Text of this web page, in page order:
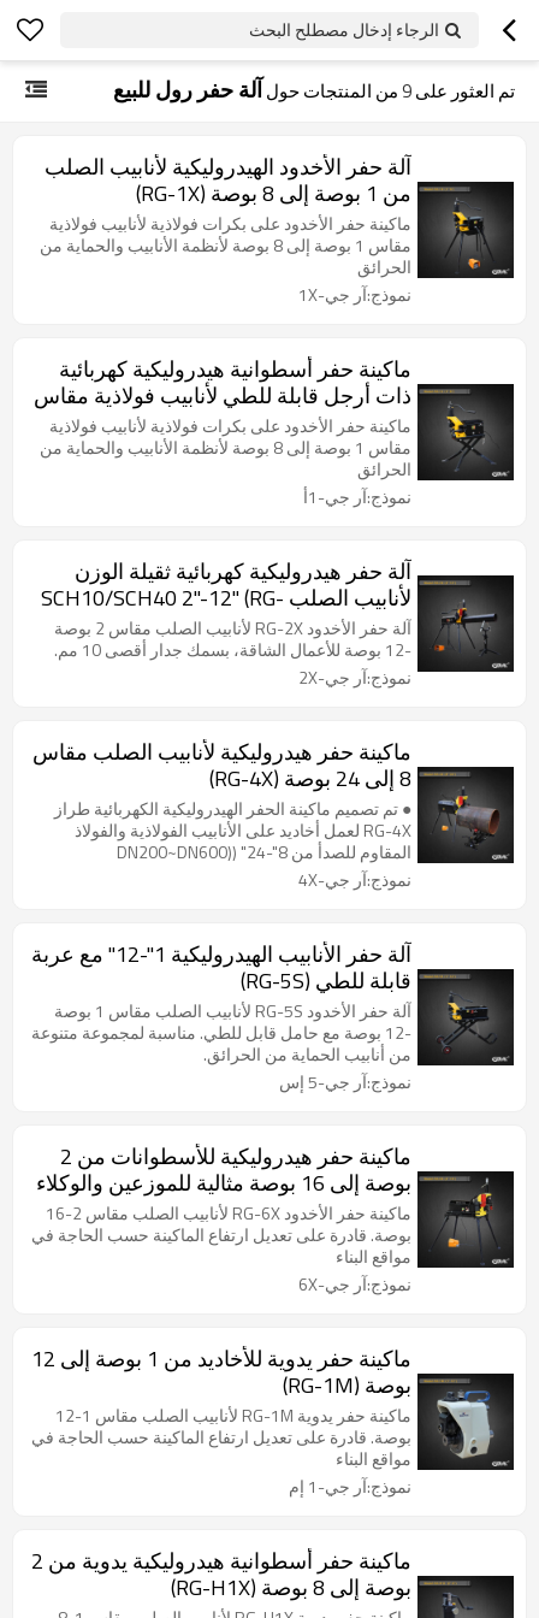
الرجاء إدخال مصطلح البحث
تم العثور على9من المنتجات حولآلة حفر رول للبيع
آلة حفر الأخدود الهيدروليكية لأنابيب الصلب
من 1 بوصة إلى 8 بوصة (RG-1X)
ماكينة حفر الأخدود على بكرات فولاذية لأنابيب فولاذية
مقاس 1 بوصة إلى 8 بوصة لأنظمة الأنابيب والحماية من
الحرائق
نموذج:آر جي-1X
ماكينة حفر أسطوانية هيدروليكية كهربائية
ذات أرجل قابلة للطي لأنابيب فولاذية مقاس
1 بوصة إلى 8 بوصات (RG-1A)
ماكينة حفر الأخدود على بكرات فولاذية لأنابيب فولاذية
مقاس 1 بوصة إلى 8 بوصة لأنظمة الأنابيب والحماية من
الحرائق
نموذج:آر جي-1أ
آلة حفر هيدروليكية كهربائية ثقيلة الوزن
لأنابيب الصلب SCH10/SCH40 2"-12" (RG-
2X)
آلة حفر الأخدود RG-2X لأنابيب الصلب مقاس 2 بوصة
-12 بوصة للأعمال الشاقة، بسمك جدار أقصى 10 مم.
نموذج:آر جي-2X
ماكينة حفر هيدروليكية لأنابيب الصلب مقاس
8 إلى 24 بوصة (RG-4X)
● تم تصميم ماكينة الحفر الهيدروليكية الكهربائية طراز
RG-4X لعمل أخاديد على الأنابيب الفولاذية والفولاذ
المقاوم للصدأ من 8"-24" (DN200~DN600)
SCH10/SCH40. ● مناسبة لمختلف المهام اليومية التي
تتضمن أنابيب مكافحة الحرائق، ماكينة الحفر هذه هي
ومفتاح قدم وحامل أنابيب. ● يتيح نظام تخفيض التروس
عالي الأداء المدمج في المحرك تصميمًا مضغوطًا
ومستويات ضوضاء منخفضة. ● يضمن المزيج الفريد من
مضخة التغذية الهيدروليكية ومقبض قفل عمق الأخدود
أخاديد ممتازة وكفاءة مثالية.
نموذج:آر جي-4X
آلة حفر الأنابيب الهيدروليكية 1"-12" مع عربة
قابلة للطي (RG-5S)
آلة حفر الأخدود RG-5S لأنابيب الصلب مقاس 1 بوصة
-12 بوصة مع حامل قابل للطي. مناسبة لمجموعة متنوعة
من أنابيب الحماية من الحرائق.
نموذج:آر جي-5 إس
ماكينة حفر هيدروليكية للأسطوانات من 2
بوصة إلى 16 بوصة مثالية للموزعين والوكلاء
(RG-6X)
ماكينة حفر الأخدود RG-6X لأنابيب الصلب مقاس 2-16
بوصة. قادرة على تعديل ارتفاع الماكينة حسب الحاجة في
مواقع البناء
نموذج:آر جي-6X
ماكينة حفر يدوية للأخاديد من 1 بوصة إلى 12
بوصة (RG-1M)
ماكينة حفر يدوية RG-1M لأنابيب الصلب مقاس 1-12
بوصة. قادرة على تعديل ارتفاع الماكينة حسب الحاجة في
مواقع البناء
نموذج:آر جي-1 إم
ماكينة حفر أسطوانية هيدروليكية يدوية من 2
بوصة إلى 8 بوصة (RG-H1X)